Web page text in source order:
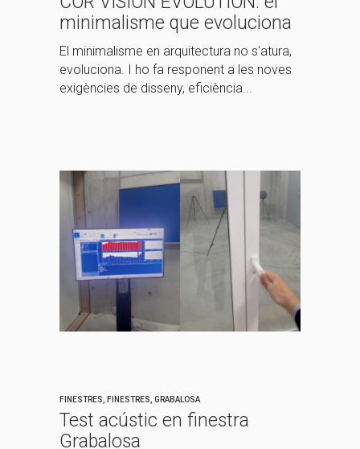
minimalisme que evoluciona
El minimalisme en arquitectura no s’atura,
evoluciona. I ho fa responent a les noves
exigències de disseny, eficiència...
FINESTRES FINESTRES GRABALOSA
Test acústic en finestra
Grabalosa